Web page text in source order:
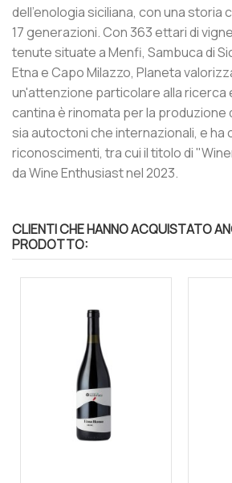
dell'enologia siciliana, con una storia
17 generazioni. Con 363 ettari di
tenute situate a Menfi, Sambuca di
Etna e Capo Milazzo, Planeta
un'attenzione particolare alla ricerca
cantina è rinomata per la produzione
sia autoctoni che internazionali, e
riconoscimenti, tra cui il titolo di
da Wine Enthusiast nel 2023.
CLIENTI CHE HANNO ACQUISTATO
PRODOTTO: